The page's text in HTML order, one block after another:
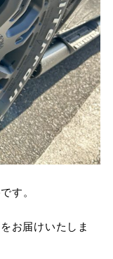
す。
お届けいたしま